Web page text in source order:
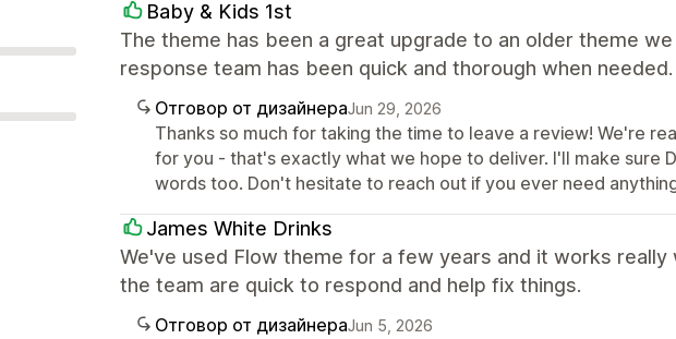
Baby & Kids 1st
The theme has been a great upgrade to an older theme
response team has been quick and thorough when needed.
Отговор от дизайнераJun 29, 2026
Thanks so much for taking the time to leave a review! We're
for you - that's exactly what we hope to deliver. I'll make sure
words too. Don't hesitate to reach out if you ever need
James White Drinks
We've used Flow theme for a few years and it works
the team are quick to respond and help fix things.
Отговор от дизайнераJun 5, 2026